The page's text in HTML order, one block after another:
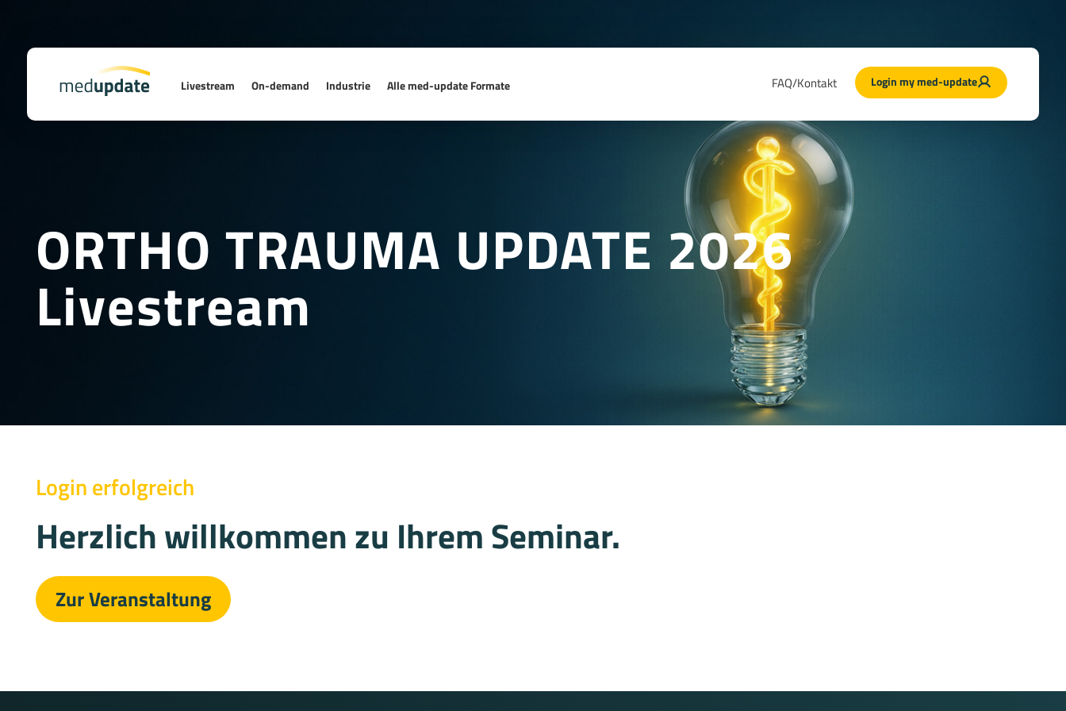
Livestream On-demand Industrie Alle med-update Formate FAQ/Kontakt Login my med-update
ORTHO TRAUMA UPDATE 2026
Livestream
Login erfolgreich
Herzlich willkommen zu Ihrem Seminar.
Zur Veranstaltung